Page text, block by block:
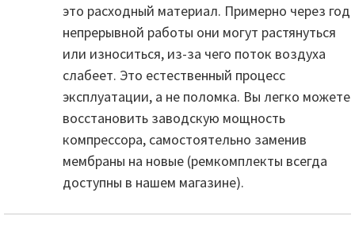
это расходный материал. Примерно через год
непрерывной работы они могут растянуться
или износиться, из-за чего поток воздуха
слабеет. Это естественный процесс
эксплуатации, а не поломка. Вы легко можете
восстановить заводскую мощность
компрессора, самостоятельно заменив
мембраны на новые (ремкомплекты всегда
доступны в нашем магазине).